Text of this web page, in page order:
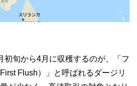
初旬から4月に収穫するのが、「フ
Flush）」と呼ばれるダージリ